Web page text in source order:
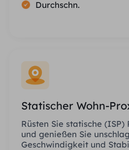
Durchschn.
Statischer Wohn-
Rüsten Sie statische
und genießen Sie
Geschwindigkeit und